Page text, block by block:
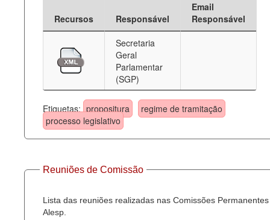
Recursos Responsável
Email
Responsável
Secretaria
Geral
Parlamentar
(SGP)
Etiquetas: propositura
regime de tramitação
processo legislativo
Reuniões de Comissão
Lista das reuniões realizadas nas Comissões
Alesp.